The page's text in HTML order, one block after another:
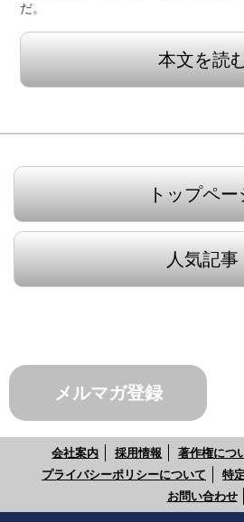
だ。
本文を読
トップペー
人気記事
メルマガ登録
会社案内 採用情報 著作権につ
プライバシーポリシーについて
特
お問い合わせ